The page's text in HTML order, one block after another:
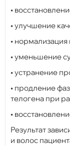
•
• улучшение
•
• уменьшение
• устранение
• продление
телогена при
•
Результат
и волос